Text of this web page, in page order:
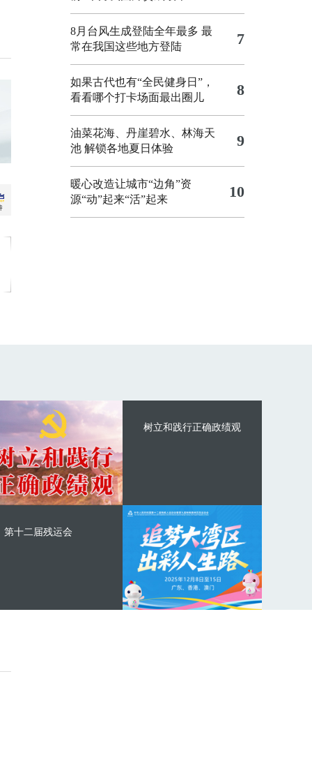
8月台风生成登陆全年最多 最
常在我国这些地方登陆
7
如果古代也有“全民健身日”，
看看哪个打卡场面最出圈儿
8
油菜花海、丹崖碧水、林海天
池 解锁各地夏日体验
9
暖心改造让城市“边角”资
源“动”起来“活”起来
10
树立和践行正确政绩观
第十二届残运会